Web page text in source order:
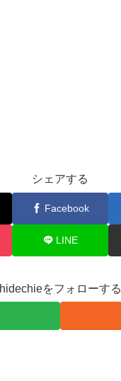
シェアする
Facebook
LINE
hidechieをフォローする